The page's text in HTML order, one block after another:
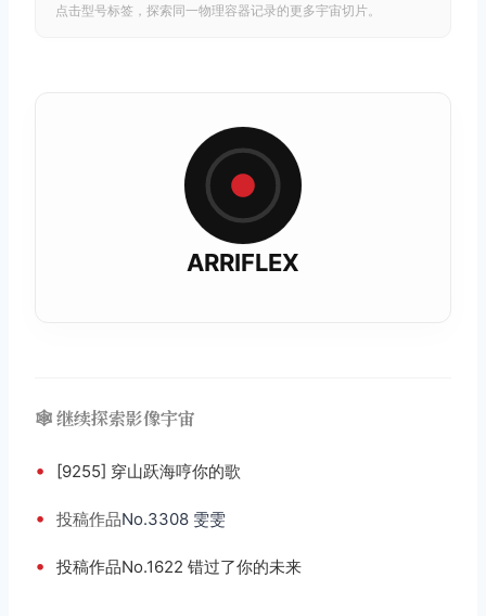
点击型号标签，探索同一物理容器记录的更多宇宙切片。
ARRIFLEX
🕸️ 继续探索影像宇宙
• [9255] 穿山跃海哼你的歌
• 投稿作品No.3308 雯雯
• 投稿作品No.1622 错过了你的未来